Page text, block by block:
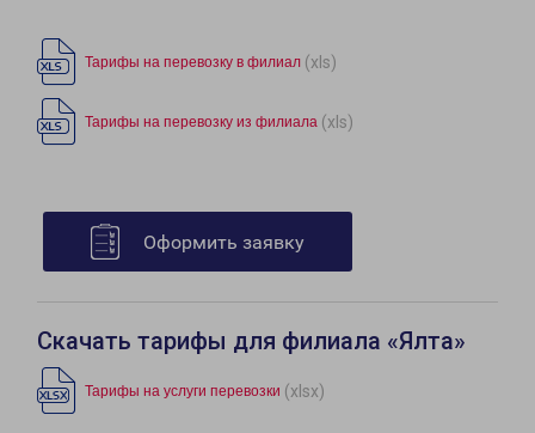
Тарифы на перевозку в филиал (xls)
Тарифы на перевозку из филиала (xls)
Оформить заявку
Скачать тарифы для филиала «Ялта»
Тарифы на услуги перевозки (xlsx)